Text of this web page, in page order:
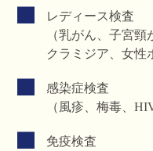
レディース検査
（乳がん、子宮頸
クラミジア、女性
感染症検査
（風疹、梅毒、
免疫検査